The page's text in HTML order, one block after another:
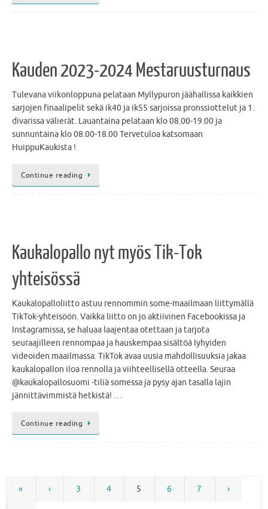
Kauden 2023-2024 Mestaruusturnaus
Tulevana viikonloppuna pelataan Myllypuron jäähallissa kaikkien
sarjojen finaalipelit sekä ik40 ja ik55 sarjoissa pronssiottelut ja 1.
divarissa välierät. Lauantaina pelataan klo 08.00-19.00 ja
sunnuntaina klo 08.00-18.00 Tervetuloa katsomaan
HuippuKaukista !
Continue reading
Kaukalopallo nyt myös Tik-Tok
yhteisössä
Kaukalopalloliitto astuu rennommin some-maailmaan liittymällä
TikTok-yhteisöön. Vaikka liitto on jo aktiivinen Facebookissa ja
Instagramissa, se haluaa laajentaa otettaan ja tarjota
seuraajilleen rennompaa ja hauskempaa sisältöä lyhyiden
videoiden maailmassa. TikTok avaa uusia mahdollisuuksia jakaa
kaukalopallon iloa rennolla ja viihteellisellä otteella. Seuraa
@kaukalopallosuomi -tiliä somessa ja pysy ajan tasalla lajin
jännittävimmistä hetkistä! …
Continue reading
« ‹ 3 4 5 6 7 ›